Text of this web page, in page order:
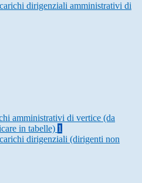
dirigenziali amministrativi di
amministrativi di vertice (da
in tabelle) 1
dirigenziali (dirigenti non